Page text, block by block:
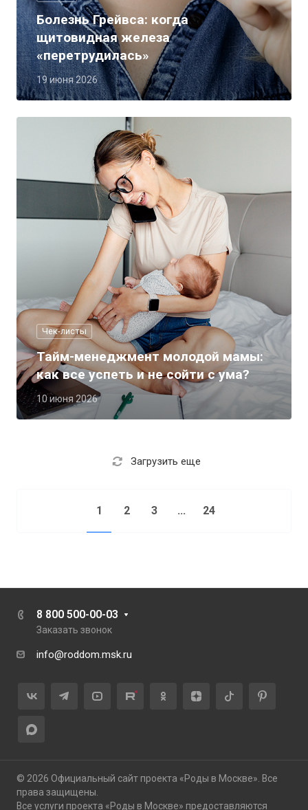
19 июня 2026
Болезнь Грейвса: когда
щитовидная железа
«перетрудилась»
Чек-листы
10 июня 2026
Тайм-менеджмент молодой мамы:
как все успеть и не сойти с ума?
Загрузить еще
1 2 3 ... 24
8 800 500-00-03
Заказать звонок
info@roddom.msk.ru
© 2026 Официальный сайт проекта «Роды в Москве». Все
права защищены.
Все услуги проекта «Роды в Москве» предоставляются